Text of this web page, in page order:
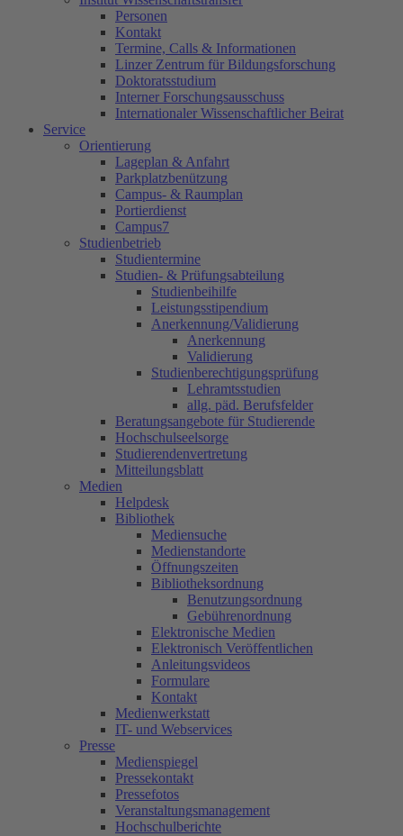
Personen
Kontakt
Termine, Calls & Informationen
Linzer Zentrum für Bildungsforschung
Doktoratsstudium
Interner Forschungsausschuss
Internationaler Wissenschaftlicher Beirat
Service
Orientierung
Lageplan & Anfahrt
Parkplatzbenützung
Campus- & Raumplan
Portierdienst
Campus7
Studienbetrieb
Studientermine
Studien- & Prüfungsabteilung
Studienbeihilfe
Leistungsstipendium
Anerkennung/Validierung
Anerkennung
Validierung
Studienberechtigungsprüfung
Lehramtsstudien
allg. päd. Berufsfelder
Beratungsangebote für Studierende
Hochschulseelsorge
Studierendenvertretung
Mitteilungsblatt
Medien
Helpdesk
Bibliothek
Mediensuche
Medienstandorte
Öffnungszeiten
Bibliotheksordnung
Benutzungsordnung
Gebührenordnung
Elektronische Medien
Elektronisch Veröffentlichen
Anleitungsvideos
Formulare
Kontakt
Medienwerkstatt
IT- und Webservices
Presse
Medienspiegel
Pressekontakt
Pressefotos
Veranstaltungsmanagement
Hochschulberichte